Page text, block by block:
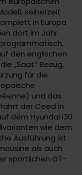
seinerzeit
in Europa
dort im Jahr
den englischen
„Saat“ Bezug,
für die
und das
fährt der Ceed in
dem Hyundai i30.
wie dem
Ausführung ist
als auch
sportlichen GT-